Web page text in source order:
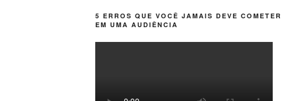
5 ERROS QUE VOCÊ JAMAIS DEVE COMETER
EM UMA AUDIÊNCIA